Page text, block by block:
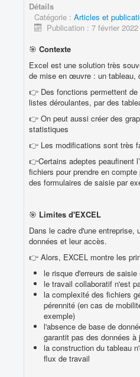
Détails
Catégorie : Articles et
Publication : 7 février 2022
🎯 Contexte
Excel est une solution très
de mise en œuvre : un
👉 Des fonctions permettent
listes déroulantes, par des
👉 On peut aussi créer des
statistiques
👉 Les modifications sont très
👉Certains adeptes peaufinent
fichiers pour prendre en
des formulaires de saisie par
🎯 Limites d'EXCEL
Dans le cadre d'une entreprise,
données et leur accès.
👉 Alors, EXCEL montre les
le risque d'erreurs de
le travail collaboratif n'est
la complexité des fichiers
pérennité (en cas de
exemple)
l'absence de base de
garantit pas des données à
la construction du tableau
flux de travail